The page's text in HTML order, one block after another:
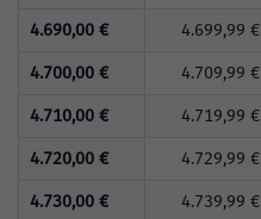
4.690,00 € 4.699,99 €
4.700,00 € 4.709,99 €
4.710,00 € 4.719,99 €
4.720,00 € 4.729,99 €
4.730,00 € 4.739,99 €